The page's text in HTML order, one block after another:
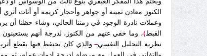
الكنوز معادن ثمينة أو جواهر وأحجار كريمة أو أثاث
وعملات نادرة الوجود في زمننا الحالي، وشاء حظنا أن
القبط)، وما خفي عنهم من الكنوز، لدرجة أنهم يستعينون
نظرية
التحليل النفسي– والذي كان يحتفظ فيها بقطع